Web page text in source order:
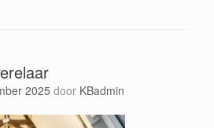
2025 door KBadmin